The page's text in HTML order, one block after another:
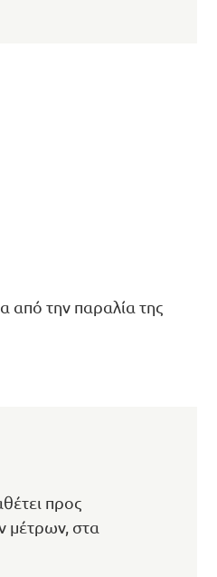
από την παραλία της
προς
μέτρων, στα